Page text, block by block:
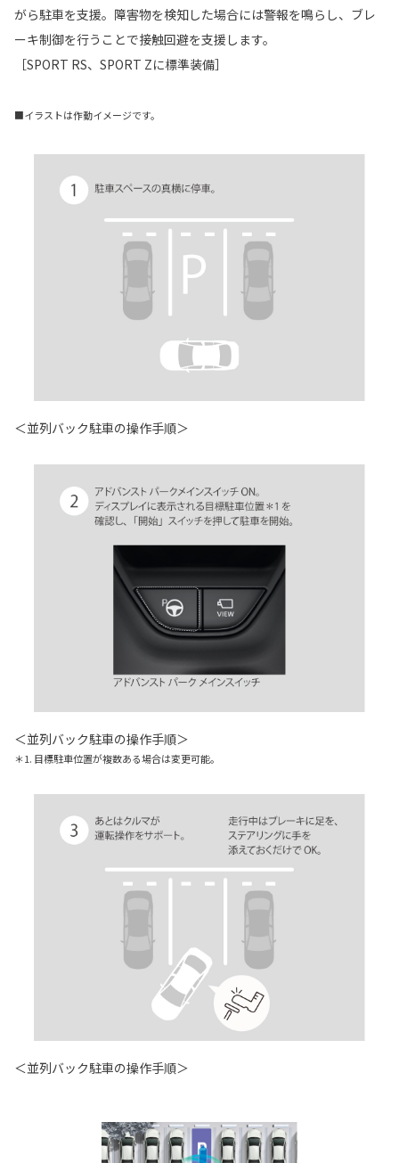
がら駐車を支援。障害物を検知した場合には警報を鳴らし、ブレ
ーキ制御を行うことで接触回避を支援します。
［SPORT RS、SPORT Zに標準装備］
■イラストは作動イメージです。
＜並列バック駐車の操作手順＞
＜並列バック駐車の操作手順＞
＊1. 目標駐車位置が複数ある場合は変更可能。
＜並列バック駐車の操作手順＞